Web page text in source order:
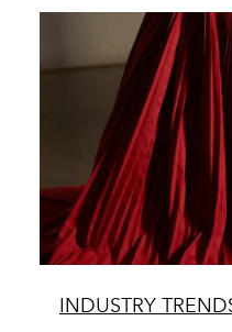
INDUSTRY